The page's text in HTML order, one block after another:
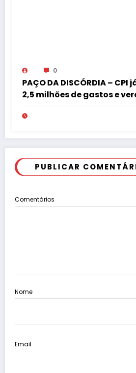
0
PAÇO DA DISCÓRDIA – CPI
2,5 milhões de gastos e
pede “acordo” para
milhões
PUBLICAR
Comentários
Nome
Email